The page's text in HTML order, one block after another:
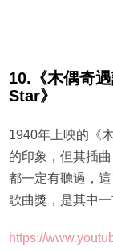
10.《木偶奇
Star》
1940年上映的《
的印象，但其插
都一定有聽過，
歌曲獎，是其中一
https://